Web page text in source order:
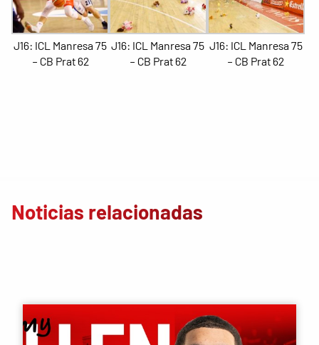
J16: ICL Manresa 75
– CB Prat 62
J16: ICL Manresa 75
– CB Prat 62
J16: ICL Manresa 75
– CB Prat 62
Noticias relacionadas